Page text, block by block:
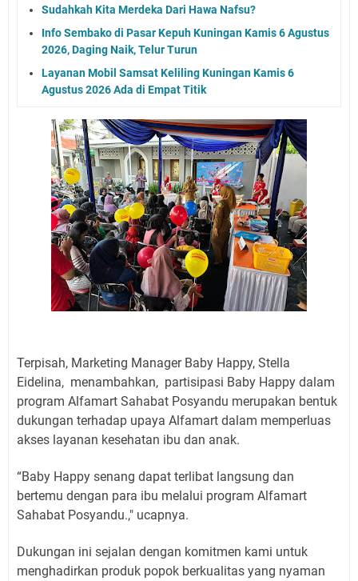
Sudahkah Kita Merdeka Dari Hawa Nafsu?
Info Sembako di Pasar Kepuh Kuningan Kamis 6 Agustus
2026, Daging Naik, Telur Turun
Layanan Mobil Samsat Keliling Kuningan Kamis 6
Agustus 2026 Ada di Empat Titik
Terpisah, Marketing Manager Baby Happy, Stella
Eidelina, menambahkan, partisipasi Baby Happy dalam
program Alfamart Sahabat Posyandu merupakan bentuk
dukungan terhadap upaya Alfamart dalam memperluas
akses layanan kesehatan ibu dan anak.
“Baby Happy senang dapat terlibat langsung dan
bertemu dengan para ibu melalui program Alfamart
Sahabat Posyandu.," ucapnya.
Dukungan ini sejalan dengan komitmen kami untuk
menghadirkan produk popok berkualitas yang nyaman